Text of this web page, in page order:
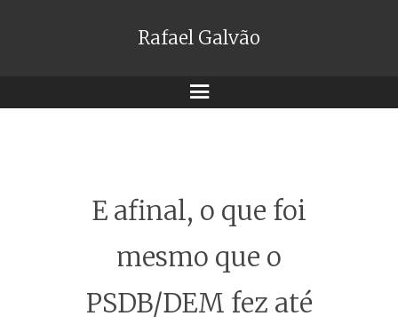
Rafael Galvão
Menu
E afinal, o que foi
mesmo que o
PSDB/DEM fez até